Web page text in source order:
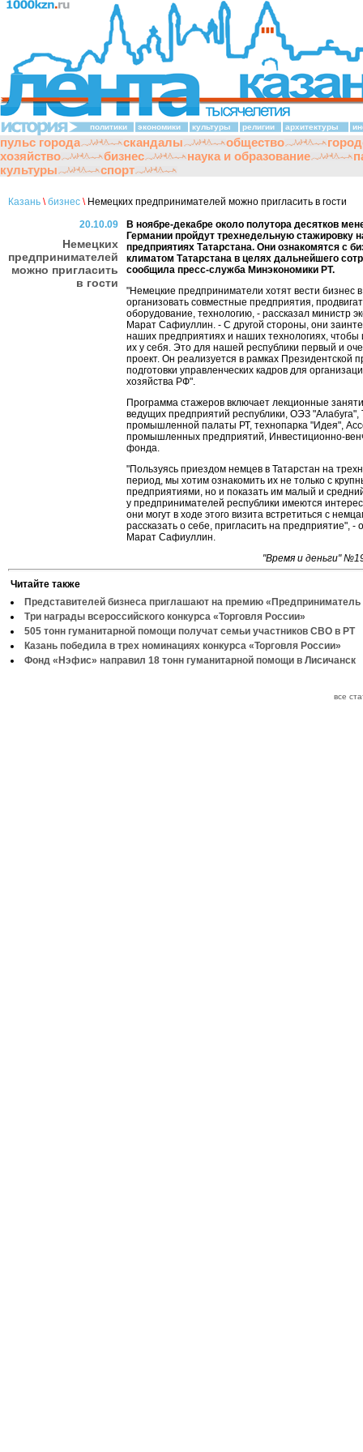
политики экономики культуры религии архитектуры
пульс города скандалы общество
хозяйство
бизнес наука и образование
культуры
спорт
Казань \ бизнес \Немецких предпринимателей можно пригласить в гости
20.10.09
Немецких
предпринимателей
можно пригласить
в гости
В ноябре-декабре около полутора десятков
Германии пройдут трехнедельную стажировку
предприятиях Татарстана. Они ознакомятся с
климатом Татарстана в целях дальнейшего
сообщила пресс-служба Минэкономики РТ.
"Немецкие предприниматели хотят вести бизнес
организовать совместные предприятия,
оборудование, технологию, - рассказал министр
Марат Сафиуллин. - С другой стороны, они
наших предприятиях и наших технологиях, чтобы
их у себя. Это для нашей республики первый и
проект. Он реализуется в рамках Президентской
подготовки управленческих кадров для
хозяйства РФ".
Программа стажеров включает лекционные
ведущих предприятий республики, ОЭЗ "Алабуга",
промышленной палаты РТ, технопарка "Идея",
промышленных предприятий, Инвестиционно-
фонда.
"Пользуясь приездом немцев в Татарстан на
период, мы хотим ознакомить их не только с
предприятиями, но и показать им малый и
у предпринимателей республики имеются
они могут в ходе этого визита встретиться с
рассказать о себе, пригласить на предприятие", -
Марат Сафиуллин.
"Время и деньги"
Читайте также
Представителей бизнеса приглашают на премию «Предприниматель
Три награды всероссийского конкурса «Торговля России»
505 тонн гуманитарной помощи получат семьи участников СВО в РТ
Казань победила в трех номинациях конкурса «Торговля России»
Фонд «Нэфис» направил 18 тонн гуманитарной помощи в Лисичанск
все